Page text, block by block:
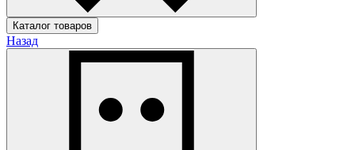
Каталог товаров
Назад